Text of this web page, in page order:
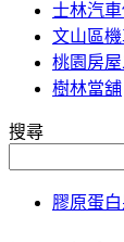
士林汽
文山區
桃園房
樹林當舖
搜尋
膠原蛋